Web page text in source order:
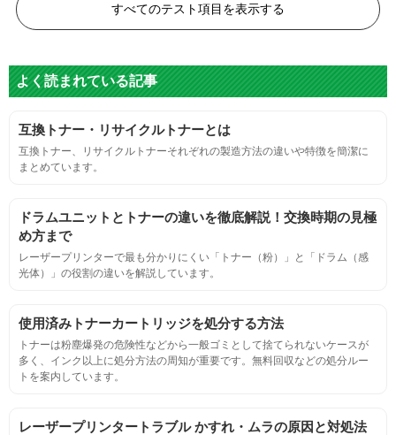
グレースケール
目視検査にて数値測定
連続印刷時の安定した印刷枚数測定
定着度
摩擦試験機で濃度値を測定
適合性
すべてのテスト項目を表示する
よく読まれている記事
互換トナー・リサイクルトナーとは
互換トナー、リサイクルトナーそれぞれの製造方法の違いや特徴を簡潔に
まとめています。
ドラムユニットとトナーの違いを徹底解説！交換時期の見極
め方まで
レーザープリンターで最も分かりにくい「トナー（粉）」と「ドラム（感
光体）」の役割の違いを解説しています。
使用済みトナーカートリッジを処分する方法
トナーは粉塵爆発の危険性などから一般ゴミとして捨てられないケースが
多く、インク以上に処分方法の周知が重要です。無料回収などの処分ルー
トを案内しています。
レーザープリンタートラブル かすれ・ムラの原因と対処法